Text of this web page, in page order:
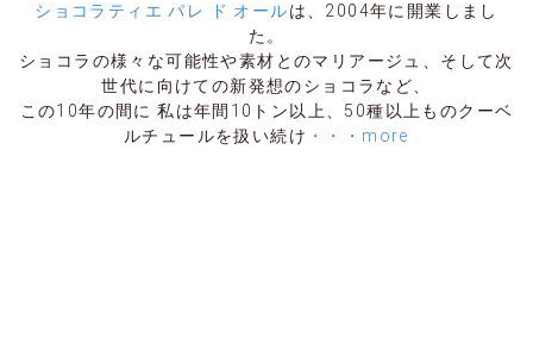
ショコラティエ パレ ド オールは、2004年に開業しまし
た。
ショコラの様々な可能性や素材とのマリアージュ、そして次
世代に向けての新発想のショコラなど、
この10年の間に 私は年間10トン以上、50種以上ものクーベ
ルチュールを扱い続け ・・・more